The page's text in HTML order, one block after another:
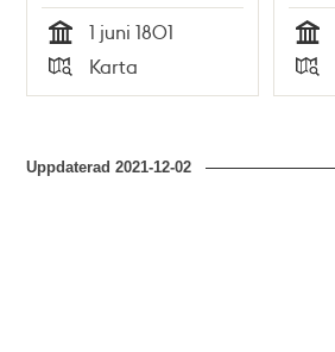
Tid
1 juni 1801
Typ
Karta Tid
Typ
Uppdaterad2021-12-02